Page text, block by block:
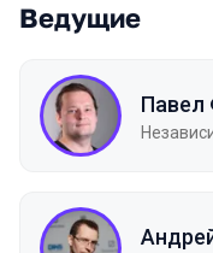
Ведущие
Павел